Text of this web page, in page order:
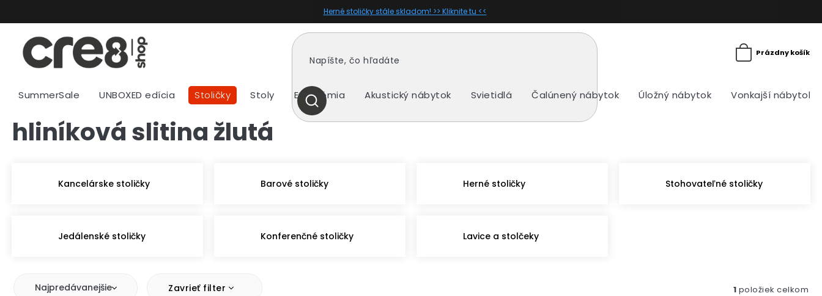
Herné stoličky stále skladom! >> Kliknite tu <<
HĽADAŤ
Prázdny košík
SummerSale UNBOXED edícia Stoličky Stoly Ergonómia Akustický nábytok Svietidlá Čalúnený nábytok Úložný nábytok Vonkajší nábytok
hliníková slitina žlutá
Kancelárske stoličky Barové stoličky Herné stoličky Stohovateľné stoličky
Jedálenské stoličky Konferenčné stoličky Lavice a stolčeky
Najpredávanejšie 1 položiek celkom
Zavrieť filter